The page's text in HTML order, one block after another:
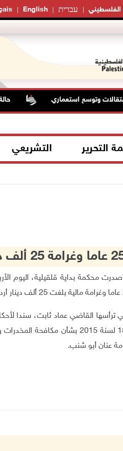
English עברית الفلسطيني
وتوسع استعماري حالة
التحرير التشريعي
15-3-2023 وفا- أصدرت محكمة بداية قلقيلية،
المعدل للقرار بقانون رقم 18 لسنة
عنان أبو شنب.